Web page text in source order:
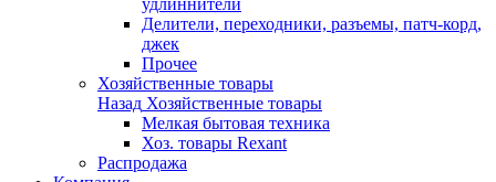
удлиннители
Делители, переходники, разъемы, патч-корд,
джек
Прочее
Хозяйственные товары
Назад Хозяйственные товары
Мелкая бытовая техника
Хоз. товары Rexant
Распродажа